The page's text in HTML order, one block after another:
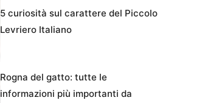
5 curiosità sul carattere del Piccolo
Levriero Italiano
Rogna del gatto: tutte le
informazioni più importanti da